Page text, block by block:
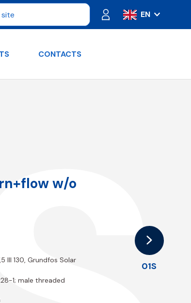
EN
IT
PT
CONTACTS
01S
w/o
III 130, Grundfos Solar
1; male threaded